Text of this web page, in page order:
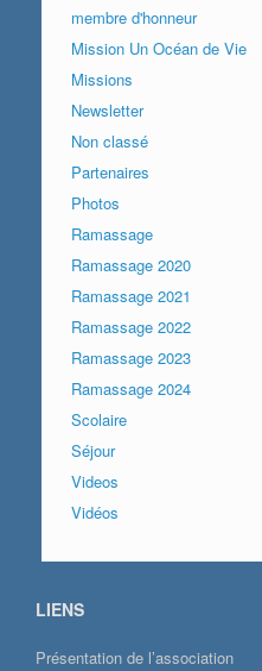
membre d'honneur
Mission Un Océan de Vie
Missions
Newsletter
Non classé
Partenaires
Photos
Ramassage
Ramassage 2020
Ramassage 2021
Ramassage 2022
Ramassage 2023
Ramassage 2024
Scolaire
Séjour
Videos
Vidéos
LIENS
Présentation de l’association